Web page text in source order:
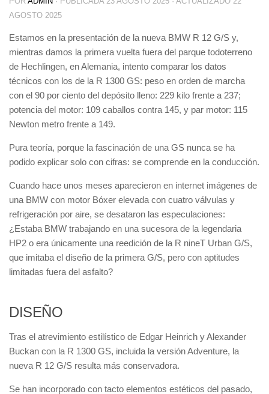
AGOSTO 2025
Estamos en la presentación de la nueva BMW R 12 G/S y,
mientras damos la primera vuelta fuera del parque todoterreno
de Hechlingen, en Alemania, intento comparar los datos
técnicos con los de la R 1300 GS: peso en orden de marcha
con el 90 por ciento del depósito lleno: 229 kilo frente a 237;
potencia del motor: 109 caballos contra 145, y par motor: 115
Newton metro frente a 149.
Pura teoría, porque la fascinación de una GS nunca se ha
podido explicar solo con cifras: se comprende en la conducción.
Cuando hace unos meses aparecieron en internet imágenes de
una BMW con motor Bóxer elevada con cuatro válvulas y
refrigeración por aire, se desataron las especulaciones:
¿Estaba BMW trabajando en una sucesora de la legendaria
HP2 o era únicamente una reedición de la R nineT Urban G/S,
que imitaba el diseño de la primera G/S, pero con aptitudes
limitadas fuera del asfalto?
DISEÑO
Tras el atrevimiento estilístico de Edgar Heinrich y Alexander
Buckan con la R 1300 GS, incluida la versión Adventure, la
nueva R 12 G/S resulta más conservadora.
Se han incorporado con tacto elementos estéticos del pasado,